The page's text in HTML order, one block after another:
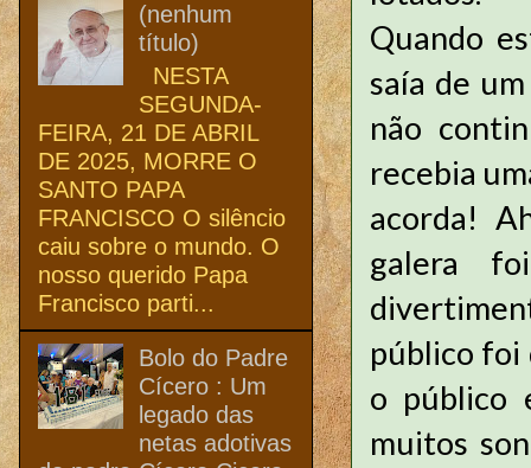
Quando
saía de
não
recebia
acorda!
galera
público foi
o público
muitos
(nenhum
título)
NESTA
SEGUNDA-
FEIRA, 21 DE ABRIL
DE 2025, MORRE O
SANTO PAPA
FRANCISCO O silêncio
caiu sobre o mundo. O
nosso querido Papa
Francisco parti...
Bolo do Padre
Cícero : Um
legado das
netas adotivas